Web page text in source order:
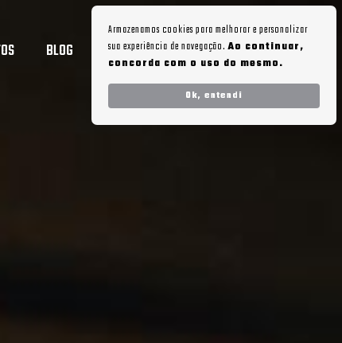
Armazenamos cookies para melhorar e personalizar
sua experiência de navegação. Ao continuar,
concorda com o uso do mesmo.
Ok, entendi
BLOG AGENDE UMA VISITA